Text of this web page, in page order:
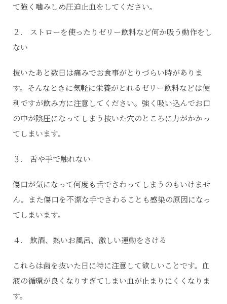
て強く噛みしめ圧迫止血をしてください。
２． ストローを使ったりゼリー飲料など何か吸う動作をし
ない
抜いたあと数日は痛みでお食事がとりづらい時がありま
す。そんなときに気軽に栄養がとれるゼリー飲料などは便
利ですが飲み方に注意してください。強く吸い込んでお口
の中が陰圧になってしまう抜いた穴のところに力がかかっ
てしまいます。
３． 舌や手で触れない
傷口が気になって何度も舌でさわってしまうのもいけませ
ん。また傷口を不潔な手でさわることも感染の原因になっ
てしまいます。
４． 飲酒、熱いお風呂、激しい運動をさける
これらは歯を抜いた日に特に注意して欲しいことです。血
液の循環が良くなりすぎてしまい血が止まりにくくなりま
す。